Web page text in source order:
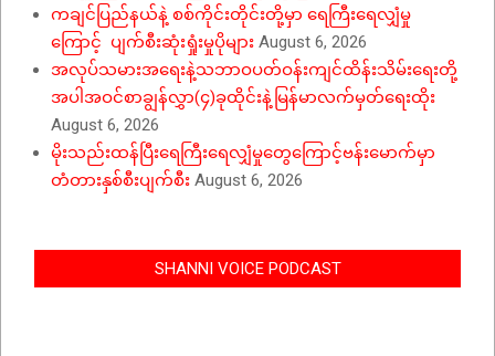
ကချင်ပြည်နယ်နဲ့ စစ်ကိုင်းတိုင်းတို့မှာ ရေကြီးရေလျှံမှု
ကြောင့် ပျက်စီးဆုံးရှုံးမှုပိုများ August 6, 2026
အလုပ်သမားအရေးနဲ့သဘာဝပတ်ဝန်းကျင်ထိန်းသိမ်းရေးတို့
အပါအဝင်စာချွန်လွှာ(၄)ခုထိုင်းနဲ့မြန်မာလက်မှတ်ရေးထိုး
August 6, 2026
မိုးသည်းထန်ပြီးရေကြီးရေလျှံမှုတွေကြောင့်ဗန်းမောက်မှာ
တံတားနှစ်စီးပျက်စီး August 6, 2026
SHANNI VOICE PODCAST